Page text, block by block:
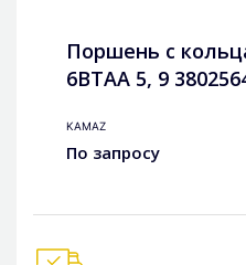
Поршень с
6BTAA 5, 9
KAMAZ
По запросу